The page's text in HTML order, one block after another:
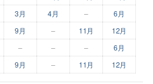
3月 4月 –
6月
9月 – 11月 12月
– – –
6月
9月 – 11月 12月